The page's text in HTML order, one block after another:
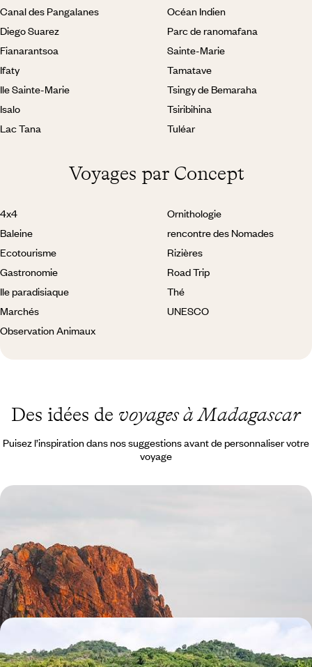
Canal des Pangalanes
Diego Suarez
Fianarantsoa
Ifaty
Ile Sainte-Marie
Isalo
Lac Tana
Océan Indien
Parc de ranomafana
Sainte-Marie
Tamatave
Tsingy de Bemaraha
Tsiribihina
Tuléar
Voyages par Concept
4x4
Baleine
Ecotourisme
Gastronomie
Ile paradisiaque
Marchés
Observation Animaux
Ornithologie
rencontre des Nomades
Rizières
Road Trip
Thé
UNESCO
Des idées de voyages à Madagascar
Puisez l’inspiration dans nos suggestions avant de personnaliser votre
voyage
Route nationale 7
Emprunter la mythique Nationale 7, de Tananarive aux plages du sud-
ouest, en voiture tout-terrain avec chauffeur-guide
15 jours, de 7000 à 8500 $ CA
De Tananarive à l'île de Nosy Komba - Madagascar
en refuges choisis